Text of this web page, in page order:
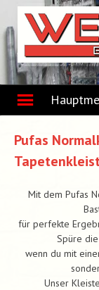
content
Pufas
Mit dem Pufas
für perfekte
Spüre
wenn du mit
Unser